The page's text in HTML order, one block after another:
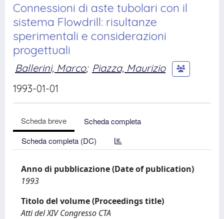
Connessioni di aste tubolari con il
sistema Flowdrill: risultanze
sperimentali e considerazioni
progettuali
Ballerini, Marco; Piazza, Maurizio
1993-01-01
Scheda breve
Scheda completa
Scheda completa (DC)
Anno di pubblicazione (Date of publication)
1993
Titolo del volume (Proceedings title)
Atti del XIV Congresso CTA